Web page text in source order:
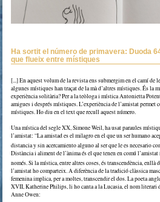
Ha sortit el número de primavera: Duoda
que flueix entre místiques
[...] En aquest volum de la revista ens submergim en el camí de
algunes místiques han traçat de la mà d’altres místiques. És la
experiència solitària? Per a la teòloga i mística Antonietta
amigues i després místiques. L’experiència de l’amistat permet
místiques. Ho diu en el text que recull aquest número.
Una mística del segle XX, Simone Weil, ha usat paraules
l’amistat: “La amistad es el milagro en el que un ser humano
distancia y sin acercamiento alguno al ser que le es necesario
Distància i aliment de l’ànima és el que tenen en comú
només. Si la mística, entre altres coses, és transcendència, enllà
l’amistat ho comparteix. A diferència de la tradició clàssica
femenina implica, per a moltes, transcendir el dos. La poeta
XVII, Katherine Philips, li ho canta a la Lucasia, el nom literari
Anne Owen: